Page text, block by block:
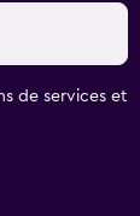
de services et